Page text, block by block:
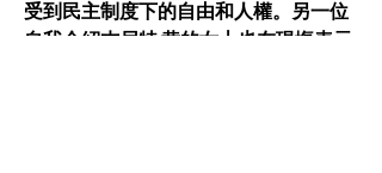
受到民主制度下的自由和人權。另一位
自我介紹杰尼特·黄的女士也在現塲表示